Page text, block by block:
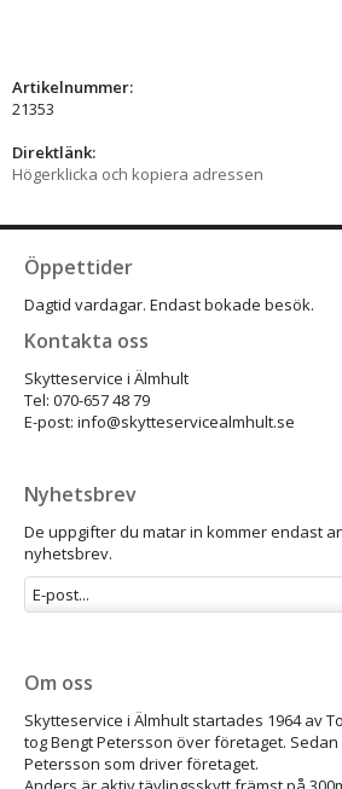
Artikelnummer:
21353
Direktlänk:
Högerklicka och kopiera adressen
Öppettider
Dagtid vardagar. Endast bokade besök.
Kontakta oss
Skytteservice i Älmhult
Tel: 070-657 48 79
E-post: info@skytteservicealmhult.se
Nyhetsbrev
De uppgifter du matar in kommer endast
nyhetsbrev.
Om oss
Skytteservice i Älmhult startades 1964 av
tog Bengt Petersson över företaget. Sedan
Petersson som driver företaget.